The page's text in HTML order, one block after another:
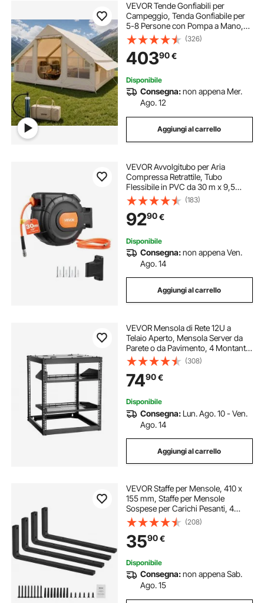
VEVOR Tende Gonfiabili per
Campeggio, Tenda Gonfiabile per
5-8 Persone con Pompa a Mano,
Tenda da Glamping 300D Oxford 4
Stagioni con Jack per Stufa, 2 Porte
e 4 Finestre a Rete, Borsa
Portaoggetti
(326)
40390€
Disponibile
Consegna:non appena Mer.
Ago. 12
Aggiungi al carrello
VEVOR Avvolgitubo per Aria
Compressa Retrattile, Tubo
Flessibile in PVC da 30 m x 9,5
mm, Massimo 300 PSI, con
Riavvolgimento Automatico e Cavo
da 2 m, Montaggio a Parete
Girevole per Garage
(183)
9290€
Disponibile
Consegna:non appena Ven.
Ago. 14
Aggiungi al carrello
VEVOR Mensola di Rete 12U a
Telaio Aperto, Mensola Server da
Parete o da Pavimento, 4 Montanti
con Ripiani Ventilati e Hardware di
Montaggio, per Apparecchiature di
Rete IT e Apparecchiature AV
(308)
7490€
Disponibile
Consegna: Lun. Ago. 10 - Ven.
Ago. 14
Aggiungi al carrello
VEVOR Staffe per Mensole, 410 x
155 mm, Staffe per Mensole
Sospese per Carichi Pesanti, 4
Pezzi, Staffe per Mensole a Forma
di L, Nere Opache Spesse 10 mm,
Acciaio con Capacità di Carico di
72,6 kg
(208)
3590€
Disponibile
Consegna:non appena Sab.
Ago. 15